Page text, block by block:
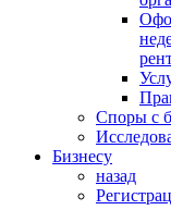
Cпоры с
Бизнесу
назад